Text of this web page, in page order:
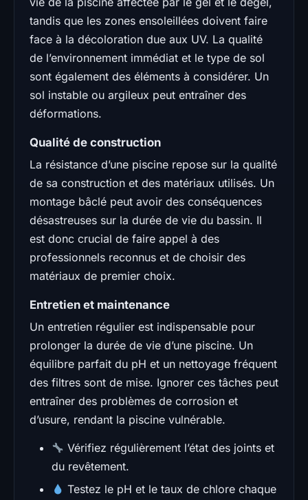
tandis que les zones ensoleillées doivent faire
face à la décoloration due aux UV. La qualité
de l’environnement immédiat et le type de sol
sont également des éléments à considérer. Un
sol instable ou argileux peut entraîner des
déformations.
Qualité de construction
La résistance d’une piscine repose sur la qualité
de sa construction et des matériaux utilisés. Un
montage bâclé peut avoir des conséquences
désastreuses sur la durée de vie du bassin. Il
est donc crucial de faire appel à des
professionnels reconnus et de choisir des
matériaux de premier choix.
Entretien et maintenance
Un entretien régulier est indispensable pour
prolonger la durée de vie d’une piscine. Un
équilibre parfait du pH et un nettoyage fréquent
des filtres sont de mise. Ignorer ces tâches peut
entraîner des problèmes de corrosion et
d’usure, rendant la piscine vulnérable.
Vérifiez régulièrement l’état des joints et
du revêtement.
Testez le pH et le taux de chlore chaque